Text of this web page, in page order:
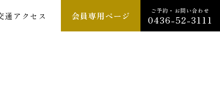
通アクセス 会員専用ページ ご予約・お問い合わせ
0436-52-3111